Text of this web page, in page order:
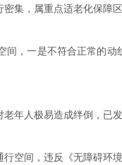
集，属重点适老化保障
，一是不符合正常的
年人极易造成绊倒，已
空间，违反《无障碍环